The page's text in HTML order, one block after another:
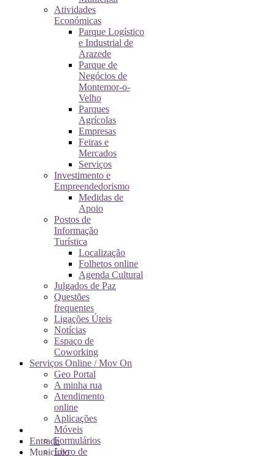
Atividades
Económicas
Parque Logístico
e Industrial de
Arazede
Parque de
Negócios de
Montemor-o-
Velho
Parques
Agrícolas
Empresas
Feiras e
Mercados
Serviços
Investimento e
Empreendedorismo
Medidas de
Apoio
Postos de
Informação
Turística
Localização
Folhetos online
Agenda Cultural
Julgados de Paz
Questões
frequentes
Ligações Úteis
Notícias
Espaço de
Coworking
Serviços Online / Mov On
Geo Portal
A minha rua
Atendimento
online
Aplicações
Móveis
Formulários
Livro de
Entrada
Município